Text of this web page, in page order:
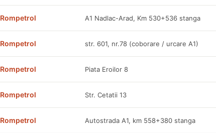
Rompetrol A1 Nadlac-Arad, Km 530+536 stanga
Rompetrol str. 601, nr.78 (coborare / urcare A1)
Rompetrol Piata Eroilor 8
Rompetrol Str. Cetatii 13
Rompetrol Autostrada A1, km 558+380 stanga